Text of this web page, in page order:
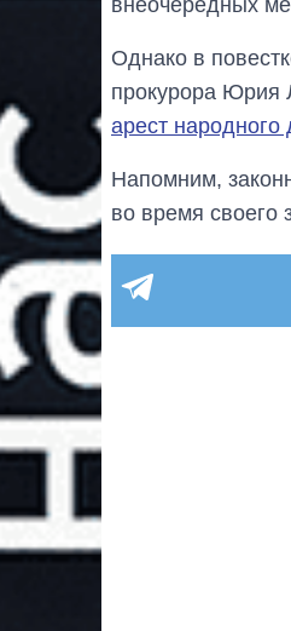
Однако в
прокурора Юрия
арест народного
Напомним,
во время своего